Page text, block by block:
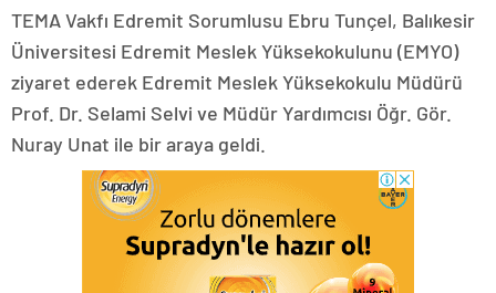
TEMA Vakfı Edremit Sorumlusu Ebru Tunçel, Balıkesir
Üniversitesi Edremit Meslek Yüksekokulunu (EMYO)
ziyaret ederek Edremit Meslek Yüksekokulu Müdürü
Prof. Dr. Selami Selvi ve Müdür Yardımcısı Öğr. Gör.
Nuray Unat ile bir araya geldi.